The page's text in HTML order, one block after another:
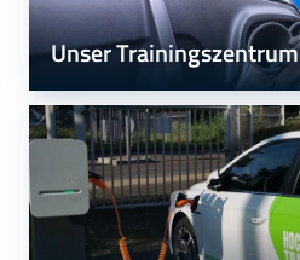
Unser Trainingszentrum